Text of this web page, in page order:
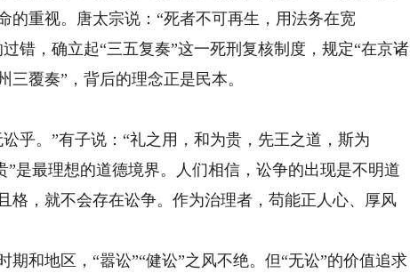
的重视。唐太宗说：“死者不可再生，用法务在宽
错，确立起“三五复奏”这一死刑复核制度，规定“在京诸
覆奏”，背后的理念正是民本。
。”有子说：“礼之用，和为贵，先王之道，斯为
”是最理想的道德境界。人们相信，讼争的出现是不明道
格，就不会存在讼争。作为治理者，苟能正人心、厚风
和地区，“嚣讼”“健讼”之风不绝。但“无讼”的价值追求